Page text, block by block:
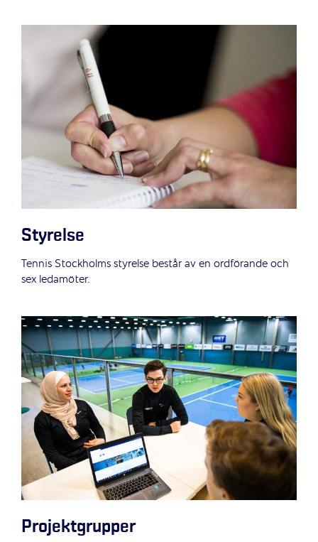
Styrelse
Tennis Stockholms styrelse består av en ordförande och
sex ledamöter.
Projektgrupper